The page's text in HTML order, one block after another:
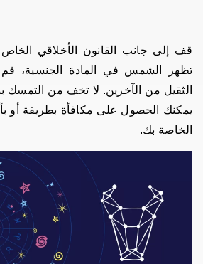
قف إلى جانب القانون الأخلاقي الخاص
تظهر الشمس في المادة الجنسية،
الثقيل من الآخرين. لا تخف من التمسك
يمكنك الحصول على مكافأة بطريقة أو
الخاصة بك.